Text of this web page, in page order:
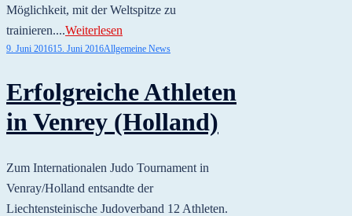
Möglichkeit, mit der Weltspitze zu
trainieren....Weiterlesen
9. Juni 201615. Juni 2016Allgemeine News
Erfolgreiche Athleten
in Venrey (Holland)
Zum Internationalen Judo Tournament in
Venray/Holland entsandte der
Liechtensteinische Judoverband 12 Athleten.